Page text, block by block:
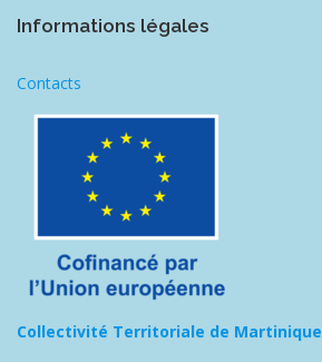
Informations légales
Contacts
Collectivité Territoriale de Martinique